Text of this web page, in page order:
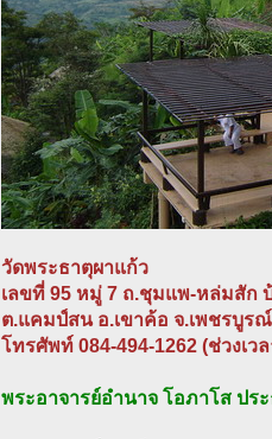
วัดพระธาตุผาแก้ว
เลขที่ 95 หมู่ 7 ถ.ชุมแพ-หล่มสัก
ต.แคมป์สน อ.เขาค้อ จ.เพชรบูร
โทรศัพท์ 084-494-1262 (ช่วงเว
พระอาจารย์อำนาจ โอภาโส ปร